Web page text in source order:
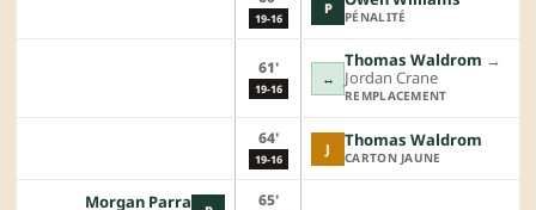
19-16
P PÉNALITÉ
61'
19-16
↔
Thomas Waldrom →︎
Jordan Crane
REMPLACEMENT
64'
19-16
J Thomas Waldrom
CARTON JAUNE
Morgan Parra 65'